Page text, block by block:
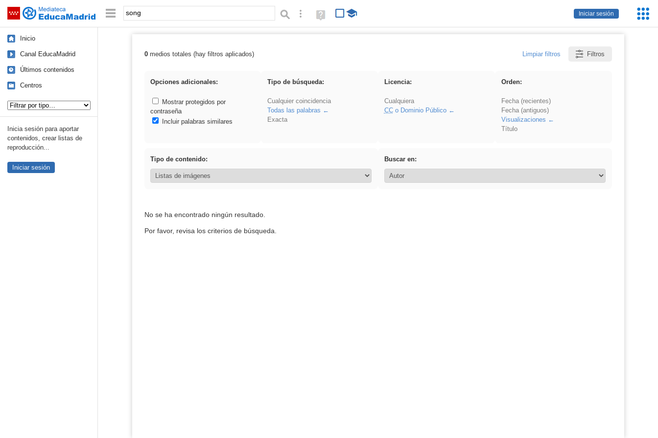
Saltar navegación
Iniciar sesión
Palabra o frase: Búsqueda avanzada
Ayuda
(en
Inicio
Canal EducaMadrid
Últimos contenidos
Centros
Inicia sesión para aportar
contenidos, crear listas de
reproducción...
Iniciar sesión
Resultados de: song
0medios totales (hay filtros aplicados) Limpiar filtros Filtros
Opciones adicionales:
Mostrar protegidos por
contraseña
Incluir palabras similares
Tipo de búsqueda:
Cualquier coincidencia
Todas las palabras
Exacta
Licencia:
Cualquiera
CCo Dominio Público
Orden:
Fecha (recientes)
Fecha (antiguos)
Visualizaciones
Título
Tipo de contenido: Buscar en:
No se ha encontrado ningún resultado.
Por favor, revisa los criterios de búsqueda.